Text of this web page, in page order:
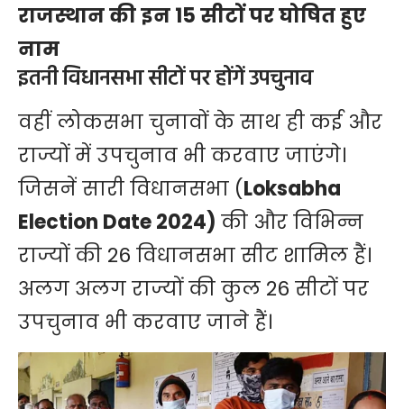
राजस्थान की इन 15 सीटों पर घोषित हुए
नाम
इतनी विधानसभा सीटों पर होंगें उपचुनाव
वहीं लोकसभा चुनावों के साथ ही कई और
राज्यों में उपचुनाव भी करवाए जाएंगे।
जिसनें सारी विधानसभा (Loksabha
Election Date 2024) की और विभिन्न
राज्यों की 26 विधानसभा सीट शामिल हैं।
अलग अलग राज्यों की कुल 26 सीटों पर
उपचुनाव भी करवाए जाने हैं।